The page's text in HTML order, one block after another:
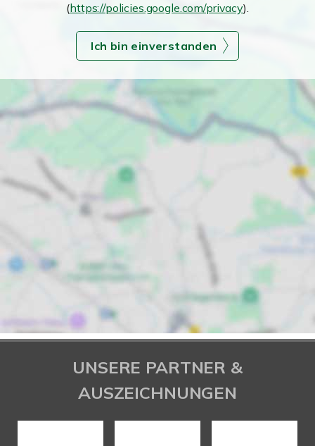
(https://policies.google.com/privacy).
Ich bin einverstanden
UNSERE PARTNER &
AUSZEICHNUNGEN